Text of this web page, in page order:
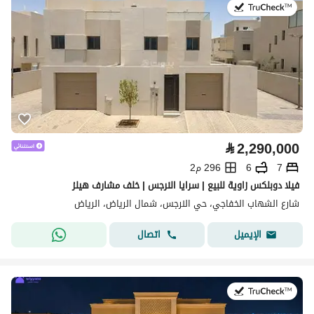
⃁2,290,000
7
6
296 م2
فيلا دوبلكس زاوية للبيع | سرايا النرجس | خلف مشارف هيلز
شارع الشهاب الخفاجي، حي النرجس، شمال الرياض، الرياض
الإيميل
اتصال